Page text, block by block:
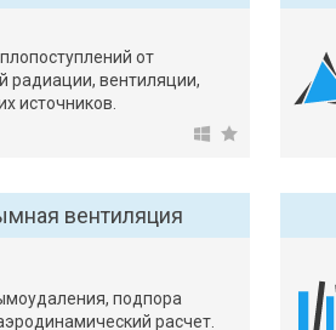
от
радиации, вентиляции,
источников.
вентиляция
подпора
расчет.